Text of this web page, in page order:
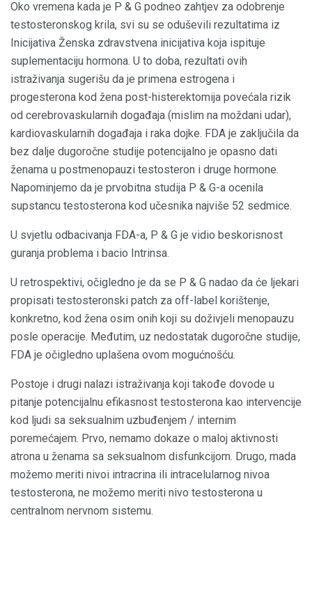
Oko vremena kada je P & G podneo zahtjev za odobrenje
testosteronskog krila, svi su se oduševili rezultatima iz
Inicijativa Ženska zdravstvena inicijativa koja ispituje
suplementaciju hormona. U to doba, rezultati ovih
istraživanja sugerišu da je primena estrogena i
progesterona kod žena post-histerektomija povećala rizik
od cerebrovaskularnih događaja (mislim na moždani udar),
kardiovaskularnih događaja i raka dojke. FDA je zaključila da
bez dalje dugoročne studije potencijalno je opasno dati
ženama u postmenopauzi testosteron i druge hormone.
Napominjemo da je prvobitna studija P & G-a ocenila
supstancu testosterona kod učesnika najviše 52 sedmice.
U svjetlu odbacivanja FDA-a, P & G je vidio beskorisnost
guranja problema i bacio Intrinsa.
U retrospektivi, očigledno je da se P & G nadao da će ljekari
propisati testosteronski patch za off-label korištenje,
konkretno, kod žena osim onih koji su doživjeli menopauzu
posle operacije. Međutim, uz nedostatak dugoročne studije,
FDA je očigledno uplašena ovom mogućnošću.
Postoje i drugi nalazi istraživanja koji takođe dovode u
pitanje potencijalnu efikasnost testosterona kao intervencije
kod ljudi sa seksualnim uzbuđenjem / internim
poremećajem. Prvo, nemamo dokaze o maloj aktivnosti
atrona u ženama sa seksualnom disfunkcijom. Drugo, mada
možemo meriti nivoi intracrina ili intracelularnog nivoa
testosterona, ne možemo meriti nivo testosterona u
centralnom nervnom sistemu.